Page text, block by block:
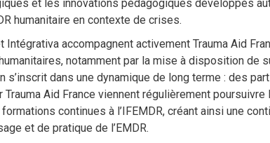
et les innovations pédagogiques développés
humanitaire en contexte de crises.
Intégrativa accompagnent activement Trauma Aid
notamment par la mise à disposition de
s’inscrit dans une dynamique de long terme : des
Trauma Aid France viennent régulièrement
continues à l’IFEMDR, créant ainsi une
et de pratique de l’EMDR.